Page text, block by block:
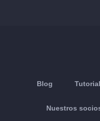
Blog
Nuestros